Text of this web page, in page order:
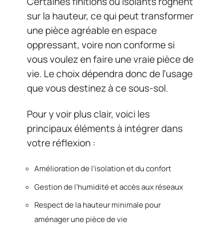
sur la hauteur, ce qui peut transformer
une pièce agréable en espace
oppressant, voire non conforme si
vous voulez en faire une vraie pièce de
vie. Le choix dépendra donc de l’usage
que vous destinez à ce sous-sol.
Pour y voir plus clair, voici les
principaux éléments à intégrer dans
votre réflexion :
Amélioration de l’isolation et du confort
Gestion de l’humidité et accès aux réseaux
Respect de la hauteur minimale pour
aménager une pièce de vie